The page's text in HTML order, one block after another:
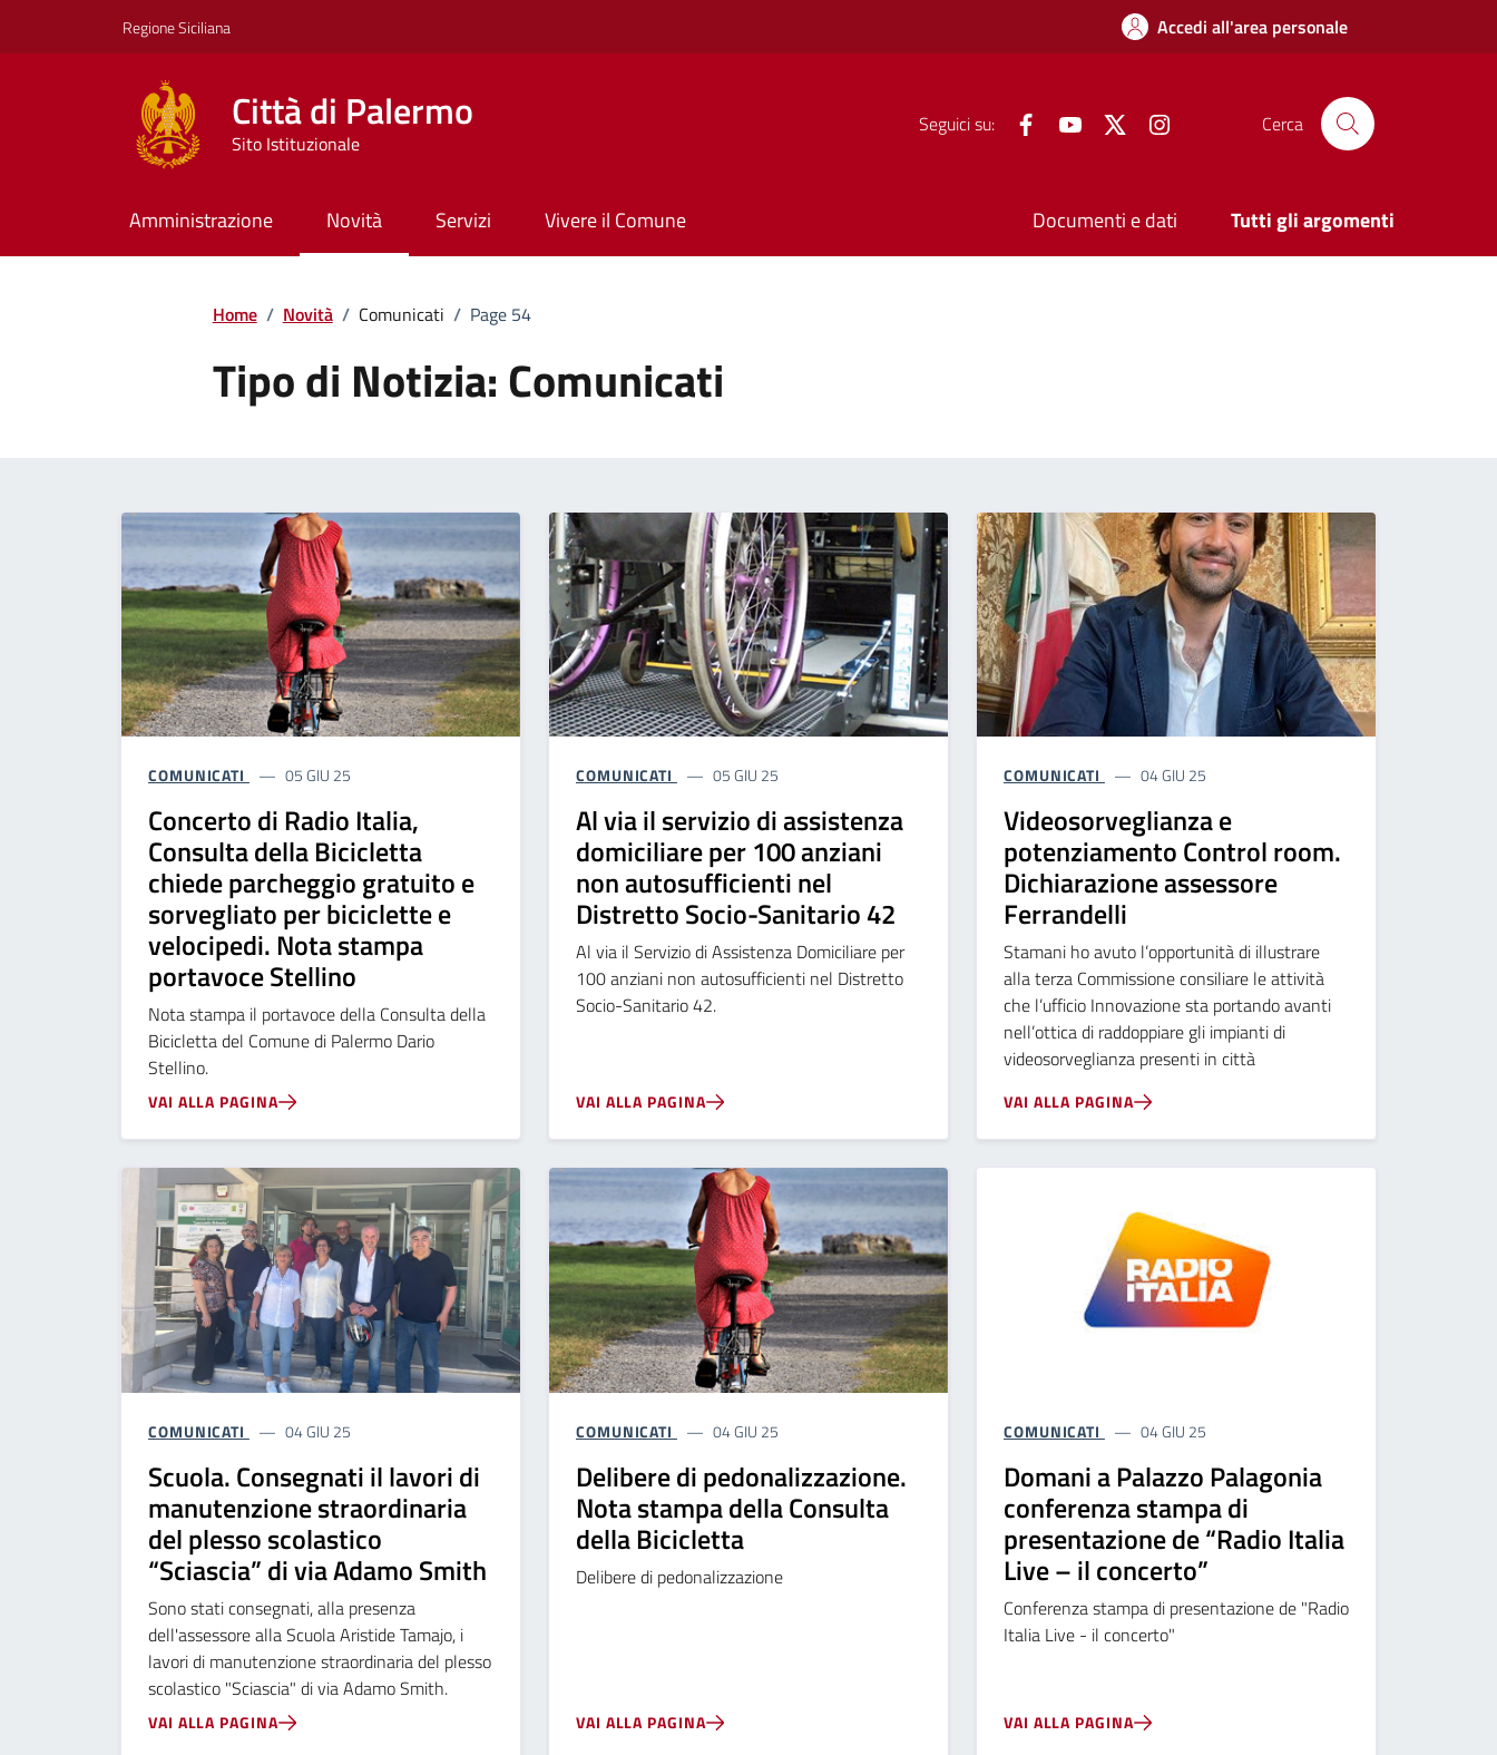
Regione Siciliana Accedi all'area personale
Città di Palermo
Sito Istituzionale
Seguici su: FacebookYouTube Twitter Cerca
Amministrazione Novità Servizi Vivere il Comune Documenti e dati Tutti gli argomenti
Home / Novità / Comunicati / Page 54
Tipo di Notizia:Comunicati
COMUNICATI 05 GIU 25
Concerto di Radio Italia,
Consulta della Bicicletta
chiede parcheggio gratuito e
sorvegliato per biciclette e
velocipedi. Nota stampa
portavoce Stellino
Nota stampa il portavoce della Consulta della
Bicicletta del Comune di Palermo Dario
Stellino.
VAI ALLA PAGINA
COMUNICATI 05 GIU 25
Al via il servizio di assistenza
domiciliare per 100 anziani
non autosufficienti nel
Distretto Socio-Sanitario 42
Al via il Servizio di Assistenza Domiciliare per
100 anziani non autosufficienti nel Distretto
Socio-Sanitario 42.
VAI ALLA PAGINA
COMUNICATI 04 GIU 25
Videosorveglianza e
potenziamento Control room.
Dichiarazione assessore
Ferrandelli
Stamani ho avuto l’opportunità di illustrare
alla terza Commissione consiliare le attività
che l’ufficio Innovazione sta portando avanti
nell’ottica di raddoppiare gli impianti di
videosorveglianza presenti in città
VAI ALLA PAGINA
COMUNICATI 04 GIU 25
Scuola. Consegnati il lavori di
manutenzione straordinaria
del plesso scolastico
“Sciascia” di via Adamo Smith
Sono stati consegnati, alla presenza
dell'assessore alla Scuola Aristide Tamajo, i
lavori di manutenzione straordinaria del plesso
scolastico "Sciascia" di via Adamo Smith.
VAI ALLA PAGINA
COMUNICATI 04 GIU 25
Delibere di pedonalizzazione.
Nota stampa della Consulta
della Bicicletta
Delibere di pedonalizzazione
VAI ALLA PAGINA
COMUNICATI 04 GIU 25
Domani a Palazzo Palagonia
conferenza stampa di
presentazione de “Radio Italia
Live – il concerto”
Conferenza stampa di presentazione de "Radio
Italia Live - il concerto"
VAI ALLA PAGINA